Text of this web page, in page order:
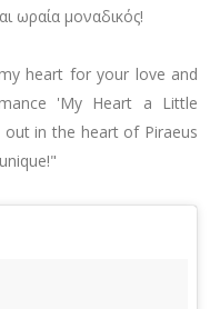
ωραία μοναδικός!
heart for your love and
'Μy Heart a Little
out in the heart of Piraeus